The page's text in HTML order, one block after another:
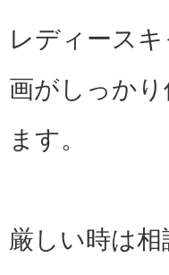
レディース
画がしっか
ます。
厳しい時は相